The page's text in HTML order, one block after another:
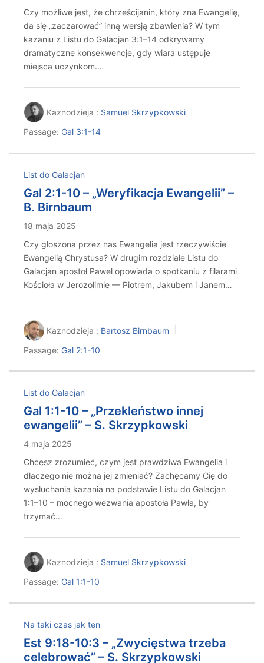
Czy możliwe jest, że chrześcijanin, który zna Ewangelię,
da się „zaczarować” inną wersją zbawienia? W tym
kazaniu z Listu do Galacjan 3:1–14 odkrywamy
dramatyczne konsekwencje, gdy wiara ustępuje
miejsca uczynkom.…
Kaznodzieja : Samuel Skrzypkowski
Passage: Gal 3:1-14
List do Galacjan
Gal 2:1-10 – „Weryfikacja Ewangelii” –
B. Birnbaum
18 maja 2025
Czy głoszona przez nas Ewangelia jest rzeczywiście
Ewangelią Chrystusa? W drugim rozdziale Listu do
Galacjan apostoł Paweł opowiada o spotkaniu z filarami
Kościoła w Jerozolimie — Piotrem, Jakubem i Janem…
Kaznodzieja : Bartosz Birnbaum
Passage: Gal 2:1-10
List do Galacjan
Gal 1:1-10 – „Przekleństwo innej
ewangelii” – S. Skrzypkowski
4 maja 2025
Chcesz zrozumieć, czym jest prawdziwa Ewangelia i
dlaczego nie można jej zmieniać? Zachęcamy Cię do
wysłuchania kazania na podstawie Listu do Galacjan
1:1–10 – mocnego wezwania apostoła Pawła, by
trzymać…
Kaznodzieja : Samuel Skrzypkowski
Passage: Gal 1:1-10
Na taki czas jak ten
Est 9:18-10:3 – „Zwycięstwa trzeba
celebrować” – S. Skrzypkowski